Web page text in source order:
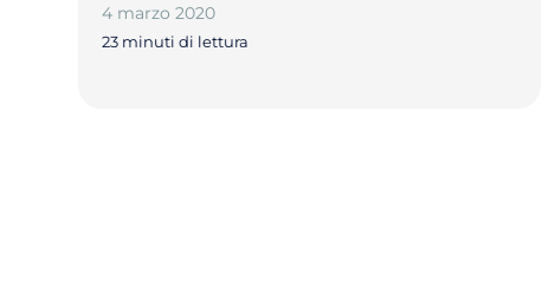
4 marzo 2020
23 minuti di lettura